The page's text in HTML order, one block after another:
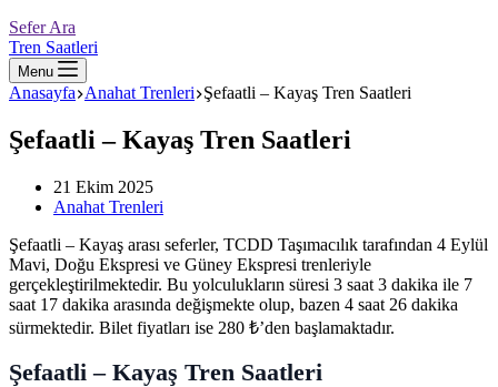
Sefer Ara
Tren Saatleri
Menu
Anasayfa Anahat Trenleri Şefaatli – Kayaş Tren Saatleri
Şefaatli – Kayaş Tren Saatleri
21 Ekim 2025
Anahat Trenleri
Şefaatli – Kayaş arası seferler, TCDD Taşımacılık tarafından 4 Eylül
Mavi, Doğu Ekspresi ve Güney Ekspresi trenleriyle
gerçekleştirilmektedir. Bu yolculukların süresi 3 saat 3 dakika ile 7
saat 17 dakika arasında değişmekte olup, bazen 4 saat 26 dakika
sürmektedir. Bilet fiyatları ise 280 ₺’den başlamaktadır.
Şefaatli – Kayaş Tren Saatleri